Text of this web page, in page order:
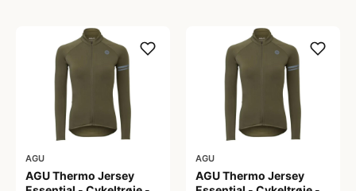
AGU
AGU Thermo Jersey
AGU
AGU Thermo Jersey